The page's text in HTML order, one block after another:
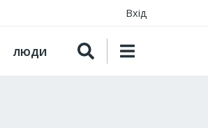
Вхід
ЛЮДИ